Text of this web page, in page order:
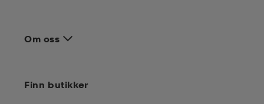
Om oss
Finn butikker